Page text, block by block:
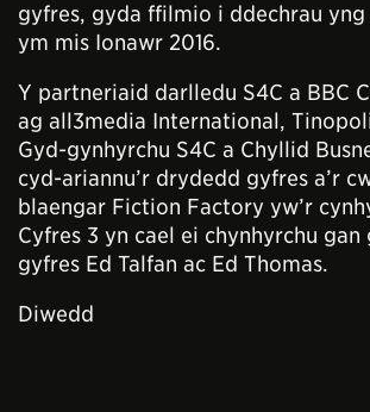
gyfres, gyda ffilmio i ddechrau
ym mis Ionawr 2016.
Y partneriaid darlledu S4C a BBC
ag all3media International,
Gyd-gynhyrchu S4C a Chyllid
cyd-ariannu’r drydedd gyfres a’r
blaengar Fiction Factory yw’r
Cyfres 3 yn cael ei chynhyrchu
gyfres Ed Talfan ac Ed Thomas.
Diwedd